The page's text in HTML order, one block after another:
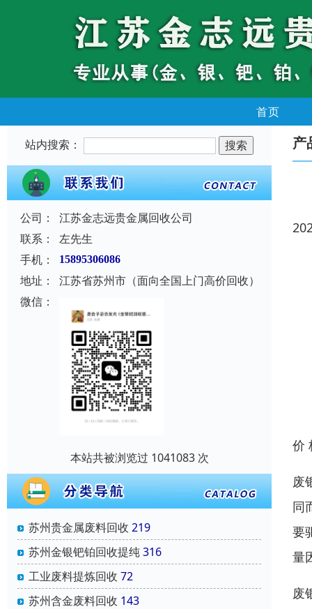
首页
站内搜索：
公司：
江苏金志远贵金属回收公司
联系：
左先生
手机：
15895306086
地址：
江苏省苏州市（面向全国上门高价回收）
微信：
本站共被浏览过 1041083 次
苏州贵金属废料回收 219
苏州金银钯铂回收提纯316
工业废料提炼回收 72
苏州含金废料回收 143
产
价
废
同
要
量
废